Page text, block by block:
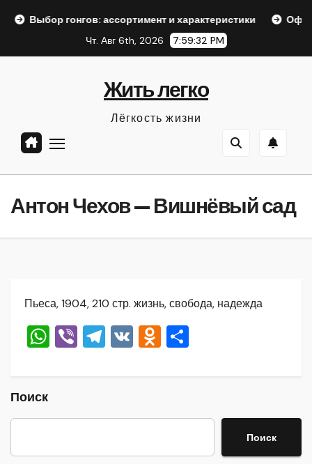
ассортимент и характеристики
Оформление
Чт. Авг 6th, 2026
7:59:33 PM
Жить легко
Лёгкость жизни
Антон Чехов — Вишнёвый сад
Пьеса, 1904, 210 стр. жизнь, свобода, надежда
W
A
p
Vi T
a
m
V O
kl
a
в
и
Поиск
Поиск